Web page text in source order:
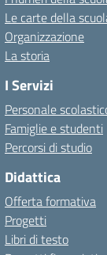
Le carte della
Organizzazione
La storia
I Servizi
Personale
Famiglie e studenti
Percorsi di studio
Didattica
Offerta formativa
Progetti
Libri di testo